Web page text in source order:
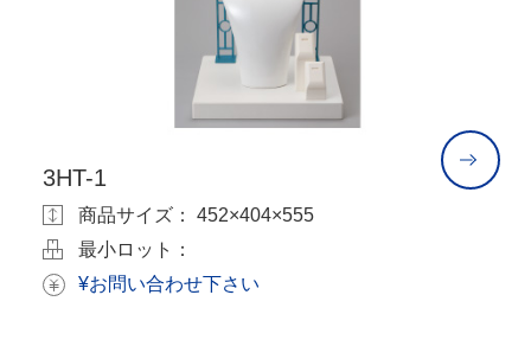
3HT-1
商品サイズ： 452×404×555
最小ロット：
¥お問い合わせ下さい